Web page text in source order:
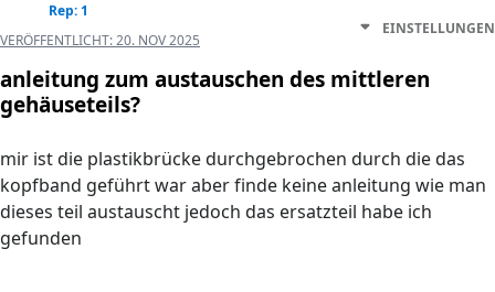
Rep: 1
VERÖFFENTLICHT:20. NOV 2025
EINSTELLUNGEN
anleitung zum austauschen des mittleren
gehäuseteils?
mir ist die plastikbrücke durchgebrochen durch die das
kopfband geführt war aber finde keine anleitung wie man
dieses teil austauscht jedoch das ersatzteil habe ich
gefunden